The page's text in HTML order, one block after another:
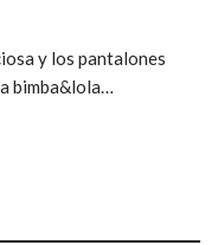
y los pantalones
bimba&lola…